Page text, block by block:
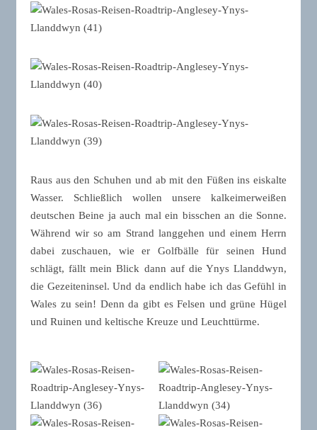
Raus aus den Schuhen und ab mit den Füßen ins eiskalte
Wasser. Schließlich wollen unsere kalkeimerweißen
deutschen Beine ja auch mal ein bisschen an die Sonne.
Während wir so am Strand langgehen und einem Herrn
dabei zuschauen, wie er Golfbälle für seinen Hund
schlägt, fällt mein Blick dann auf die Ynys Llanddwyn,
die Gezeiteninsel. Und da endlich habe ich das Gefühl in
Wales zu sein! Denn da gibt es Felsen und grüne Hügel
und Ruinen und keltische Kreuze und Leuchttürme.